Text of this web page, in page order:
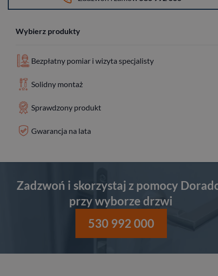
Wybierz produkty
Bezpłatny pomiar i wizyta specjalisty
Solidny montaż
Sprawdzony produkt
Gwarancja na lata
Zadzwoń i skorzystaj z pomocy
przy wyborze drzwi
530 992 000